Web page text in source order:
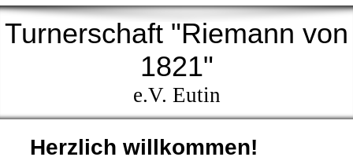
Turnerschaft "Riemann von
1821"
e.V. Eutin
Herzlich willkommen!